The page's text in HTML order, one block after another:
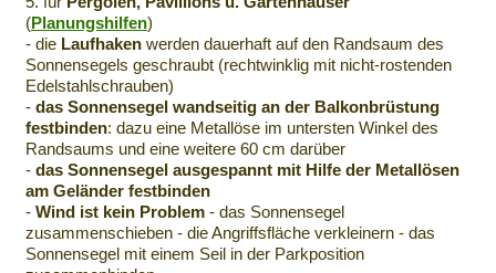
(Planungshilfen)
- die Laufhaken werden dauerhaft auf den Randsaum des
Sonnensegels geschraubt (rechtwinklig mit nicht-rostenden
Edelstahlschrauben)
- das Sonnensegel wandseitig an der Balkonbrüstung
festbinden: dazu eine Metallöse im untersten Winkel des
Randsaums und eine weitere 60 cm darüber
- das Sonnensegel ausgespannt mit Hilfe der Metallösen
am Geländer festbinden
- Wind ist kein Problem - das Sonnensegel
zusammenschieben - die Angriffsfläche verkleinern - das
Sonnensegel mit einem Seil in der Parkposition